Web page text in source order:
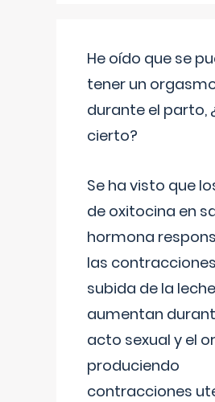
He oído que se
tener un
durante el parto,
cierto?
Se ha visto que
de oxitocina en
hormona
las
subida de la
aumentan
acto sexual y el
produciendo
contracciones